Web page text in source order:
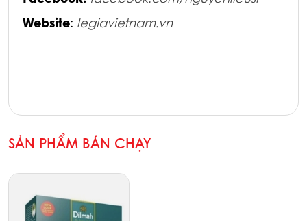
Website: legiavietnam.vn
SẢN PHẨM BÁN CHẠY